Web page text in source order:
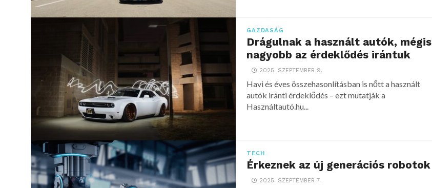
GAZDASÁG
Drágulnak a használt autók, mégis
nagyobb az érdeklődés irántuk
2025. SZEPTEMBER 9.
Havi és éves összehasonlításban is nőtt a használt
autók iránti érdeklődés – ezt mutatják a
Használtautó.hu...
TECH
Érkeznek az új generációs robotok
2025. SZEPTEMBER 7.